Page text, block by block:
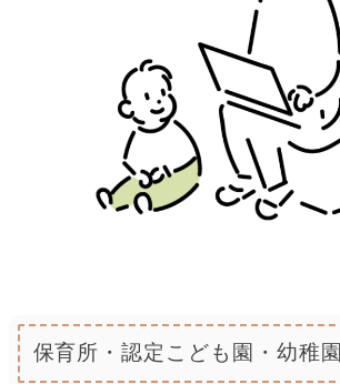
保育所・認定こども園・幼稚園